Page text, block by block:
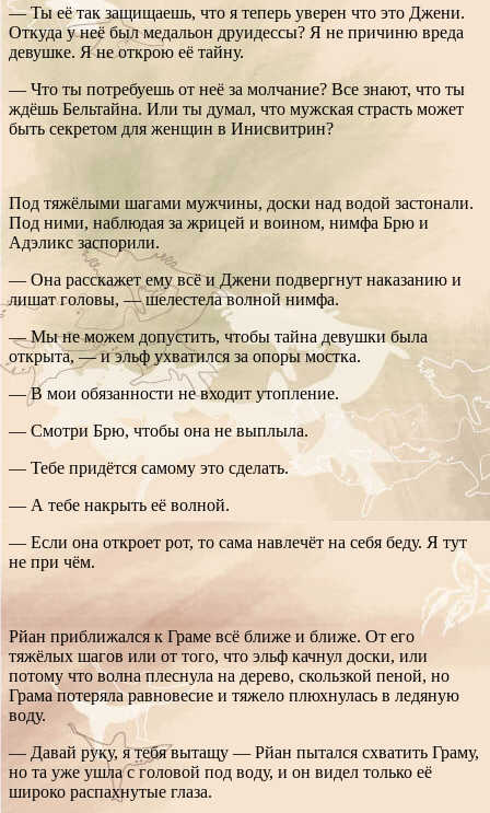
— Ты её так защищаешь, что я теперь уверен что это Джени.
Откуда у неё был медальон друидессы? Я не причиню вреда
девушке. Я не открою её тайну.
— Что ты потребуешь от неё за молчание? Все знают, что ты
ждёшь Бельтайна. Или ты думал, что мужская страсть может
быть секретом для женщин в Инисвитрин?
Под тяжёлыми шагами мужчины, доски над водой застонали.
Под ними, наблюдая за жрицей и воином, нимфа Брю и
Адэликс заспорили.
— Она расскажет ему всё и Джени подвергнут наказанию и
лишат головы, — шелестела волной нимфа.
— Мы не можем допустить, чтобы тайна девушки была
открыта, — и эльф ухватился за опоры мостка.
— В мои обязанности не входит утопление.
— Смотри Брю, чтобы она не выплыла.
— Тебе придётся самому это сделать.
— А тебе накрыть её волной.
— Если она откроет рот, то сама навлечёт на себя беду. Я тут
не при чём.
Рйан приближался к Граме всё ближе и ближе. От его
тяжёлых шагов или от того, что эльф качнул доски, или
потому что волна плеснула на дерево, скользкой пеной, но
Грама потеряла равновесие и тяжело плюхнулась в ледяную
воду.
— Давай руку, я тебя вытащу — Рйан пытался схватить Граму,
но та уже ушла с головой под воду, и он видел только её
широко распахнутые глаза.